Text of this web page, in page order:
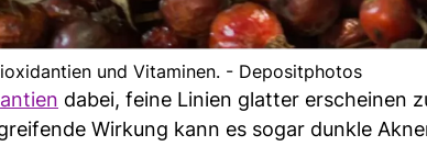
und Vitaminen. - Depositphotos
dabei, feine Linien glatter erscheinen
Wirkung kann es sogar dunkle